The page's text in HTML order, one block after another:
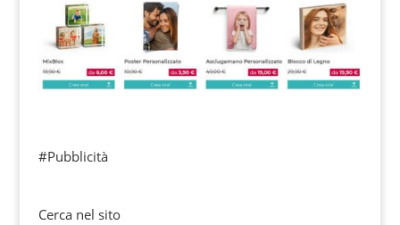
#Pubblicità
Cerca nel sito